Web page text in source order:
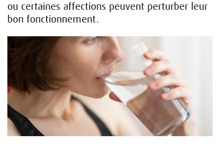
ou certaines affections peuvent perturber leur
bon fonctionnement.